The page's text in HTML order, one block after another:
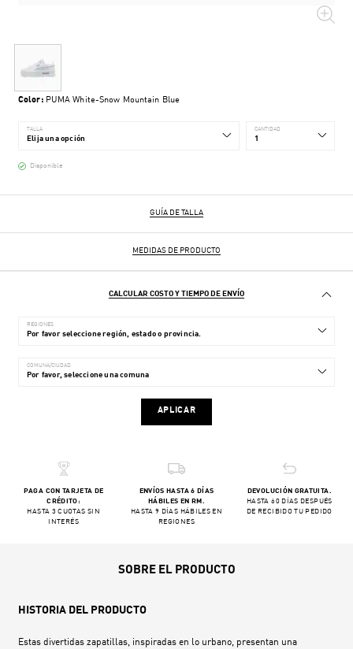
Color: PUMA White-Snow Mountain Blue
TALLA CANTIDAD
Disponible
GUÍA DE TALLA
MEDIDAS DE PRODUCTO
CALCULAR COSTO Y TIEMPO DE ENVÍO
REGIONES
COMUNA/CIUDAD
APLICAR
PAGA CON TARJETA DE
CRÉDITO:
HASTA 3 CUOTAS SIN
INTERÉS
ENVÍOS HASTA 6 DÍAS
HÁBILES EN RM.
HASTA 9 DÍAS HÁBILES EN
REGIONES
DEVOLUCIÓN GRATUITA.
HASTA 60 DÍAS DESPUÉS
DE RECIBIDO TU PEDIDO
SOBRE EL PRODUCTO
HISTORIA DEL PRODUCTO
Estas divertidas zapatillas, inspiradas en lo urbano, presentan una